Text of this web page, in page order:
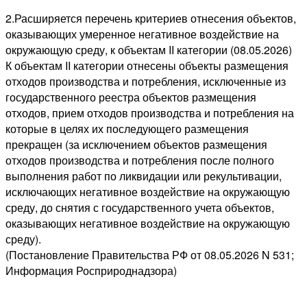
2.Расширяется перечень критериев отнесения объектов,
оказывающих умеренное негативное воздействие на
окружающую среду, к объектам II категории (08.05.2026)
К объектам II категории отнесены объекты размещения
отходов производства и потребления, исключенные из
государственного реестра объектов размещения
отходов, прием отходов производства и потребления на
которые в целях их последующего размещения
прекращен (за исключением объектов размещения
отходов производства и потребления после полного
выполнения работ по ликвидации или рекультивации,
исключающих негативное воздействие на окружающую
среду, до снятия с государственного учета объектов,
оказывающих негативное воздействие на окружающую
среду).
(Постановление Правительства РФ от 08.05.2026 N 531;
Информация Росприроднадзора)